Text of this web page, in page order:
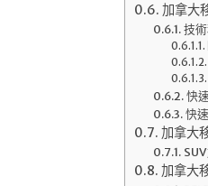
加拿大
技
快
快
加拿大
加拿大